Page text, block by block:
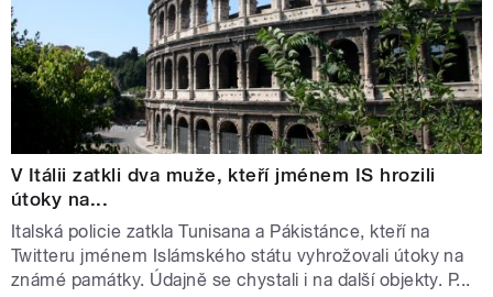
V Itálii zatkli dva muže, kteří jménem IS hrozili
útoky na...
Italská policie zatkla Tunisana a Pákistánce, kteří na
Twitteru jménem Islámského státu vyhrožovali útoky na
známé památky. Údajně se chystali i na další objekty. P...